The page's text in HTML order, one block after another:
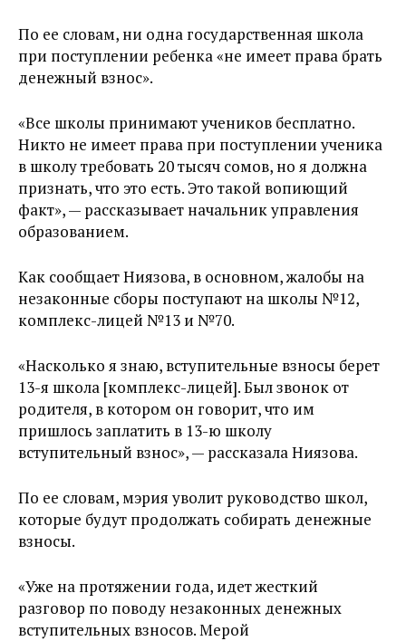
По ее словам, ни одна государственная школа
при поступлении ребенка «не имеет права брать
денежный взнос».
«Все школы принимают учеников бесплатно.
Никто не имеет права при поступлении ученика
в школу требовать 20 тысяч сомов, но я должна
признать, что это есть. Это такой вопиющий
факт», — рассказывает начальник управления
образованием.
Как сообщает Ниязова, в основном, жалобы на
незаконные сборы поступают на школы №12,
комплекс-лицей №13 и №70.
«Насколько я знаю, вступительные взносы берет
13-я школа [комплекс-лицей]. Был звонок от
родителя, в котором он говорит, что им
пришлось заплатить в 13-ю школу
вступительный взнос», — рассказала Ниязова.
По ее словам, мэрия уволит руководство школ,
которые будут продолжать собирать денежные
взносы.
«Уже на протяжении года, идет жесткий
разговор по поводу незаконных денежных
вступительных взносов. Мерой